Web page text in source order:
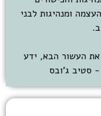
ומנהיגות לבני
העשור הבא, ידע
סטיב ג'ובס